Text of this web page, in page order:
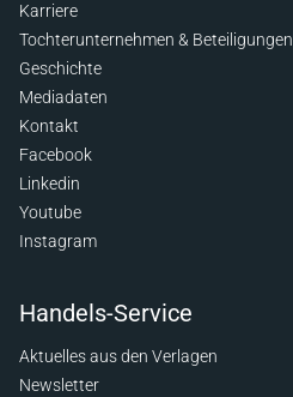
Karriere
Tochterunternehmen & Beteiligungen
Geschichte
Mediadaten
Kontakt
Facebook
Linkedin
Youtube
Instagram
Handels-Service
Aktuelles aus den Verlagen
Newsletter